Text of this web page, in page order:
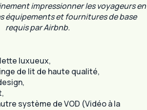
impressionner les voyageurs en
équipements et fournitures de base
requis par Airbnb.
luxueux,
de lit de haute qualité,
système de VOD (Vidéo à la